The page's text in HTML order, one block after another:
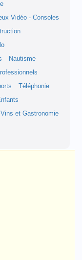
Vidéo - Consoles
Nautisme
Téléphonie
Vins et Gastronomie